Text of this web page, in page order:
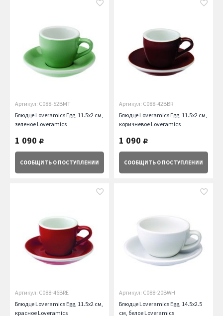
Артикул: C088-52BMT
Блюдце Loveramics Egg, 11.5х2 см,
зеленое Loveramics
1 090 руб.
СООБЩИТЬ О ПОСТУПЛЕНИИ
Артикул: C088-42BBR
Блюдце Loveramics Egg, 11.5х2 см,
коричневое Loveramics
1 090 руб.
СООБЩИТЬ О ПОСТУПЛЕНИИ
Артикул: C088-46BRE
Блюдце Loveramics Egg, 11.5х2 см,
красное Loveramics
Артикул: C088-20BWH
Блюдце Loveramics Egg, 14.5х2.5
см, белое Loveramics